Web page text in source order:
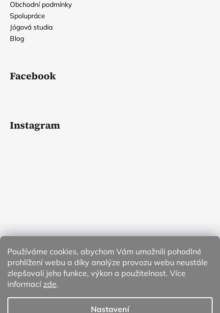
Používáme cookies, abychom Vám umožnili pohodlné
prohlížení webu a díky analýze provozu webu neustále
zlepšovali jeho funkce, výkon a použitelnost. Více
informací zde.
Nastavení
Obchodní podmínky
Spolupráce
Jógová studia
Blog
Facebook
Instagram